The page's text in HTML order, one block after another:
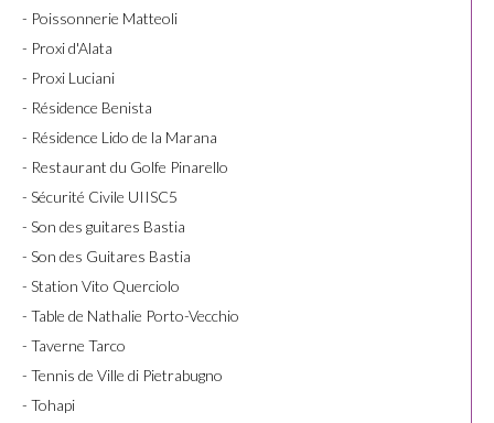
- Poissonnerie Matteoli
- Proxi d'Alata
- Proxi Luciani
- Résidence Benista
- Résidence Lido de la Marana
- Restaurant du Golfe Pinarello
- Sécurité Civile UIISC5
- Son des guitares Bastia
- Son des Guitares Bastia
- Station Vito Querciolo
- Table de Nathalie Porto-Vecchio
- Taverne Tarco
- Tennis de Ville di Pietrabugno
- Tohapi